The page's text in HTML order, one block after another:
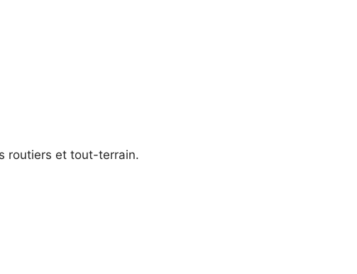
routiers et tout-terrain.